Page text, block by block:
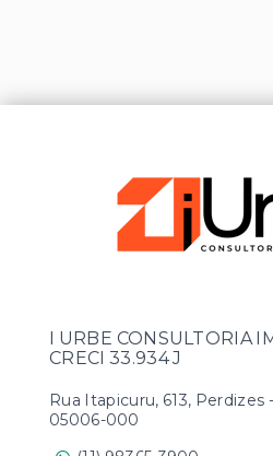
I URBE CONSULTORIA
CRECI 33.934 J
Rua Itapicuru, 613, Perdizes
05006-000